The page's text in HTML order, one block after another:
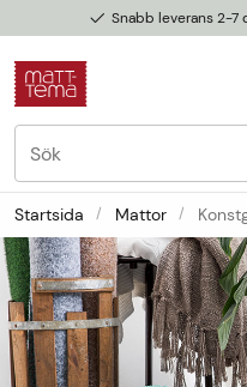
Snabb leverans 2-7
Startsida Mattor